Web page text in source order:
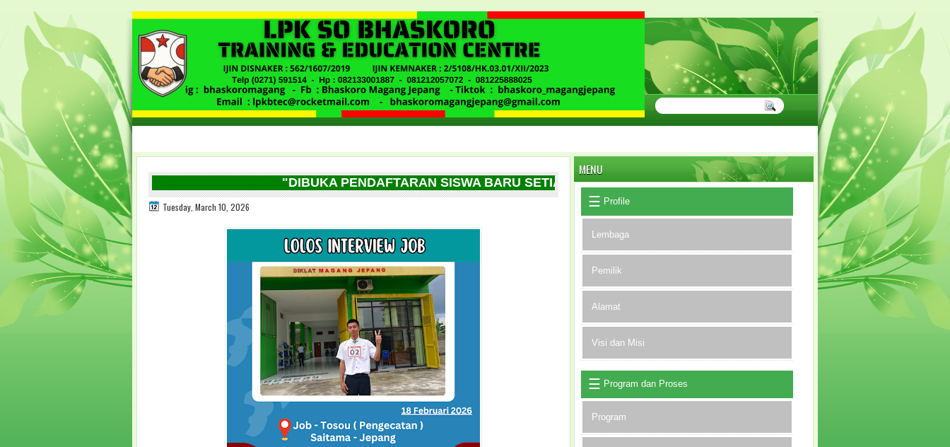
"DIBUKA PENDAFTARAN SISWA BARU SETIAP BULAN NYA, BURUAN SEGERA DAFTARKAN DIRI ANDA"
Tuesday, March 10, 2026
MENU
Profile
Lembaga
Pemilik
Alamat
Visi dan Misi
Program dan Proses
Program